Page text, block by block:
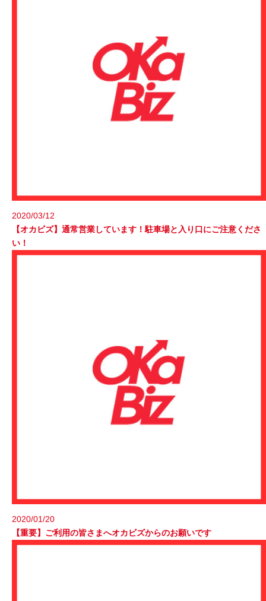
2020/03/12
【オカビズ】通常営業しています！駐車場と入り口にご注意くださ
い！
2020/01/20
【重要】ご利用の皆さまへオカビズからのお願いです